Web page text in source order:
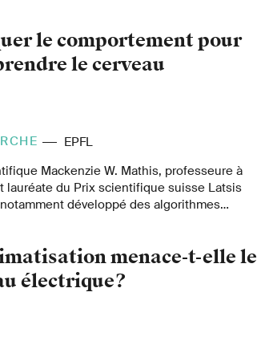
le comportement pour
le cerveau
EPFL
Mackenzie W. Mathis, professeure à
lauréate du Prix scientifique suisse Latsis
développé des algorithmes
menace-t-elle le
électrique?